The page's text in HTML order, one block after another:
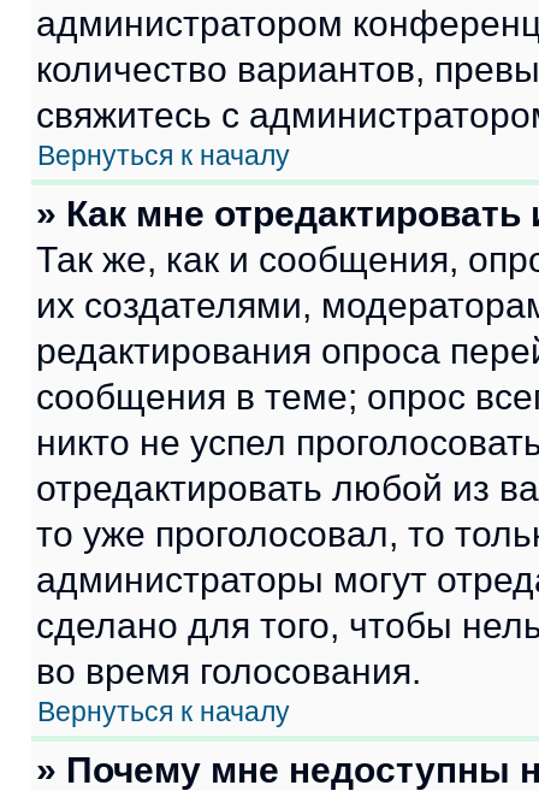
администратором
количество вариантов,
свяжитесь с
Вернуться к началу
» Как мне
Так же, как и сообщения,
их создателями,
редактирования опроса
сообщения в теме; опрос
никто не успел
отредактировать любой из
то уже проголосовал, то
администраторы могут
сделано для того, чтобы
во время голосования.
Вернуться к началу
» Почему мне недоступны